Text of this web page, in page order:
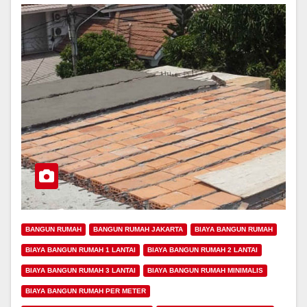
BANGUN RUMAH BANGUN RUMAH JAKARTA BIAYA BANGUN RUMAH
BIAYA BANGUN RUMAH 1 LANTAI BIAYA BANGUN RUMAH 2 LANTAI
BIAYA BANGUN RUMAH 3 LANTAI BIAYA BANGUN RUMAH MINIMALIS
BIAYA BANGUN RUMAH PER METER